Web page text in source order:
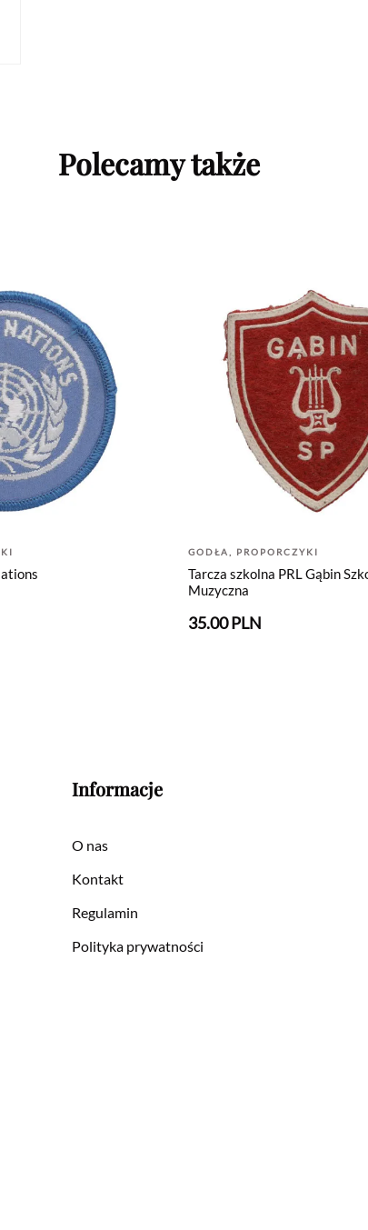
Polecamy także
GODŁA, PROPORCZYKI
Tarcza szkolna PRL Gąbin
Muzyczna
35.00 PLN
Informacje
O nas
Kontakt
Regulamin
Polityka prywatności